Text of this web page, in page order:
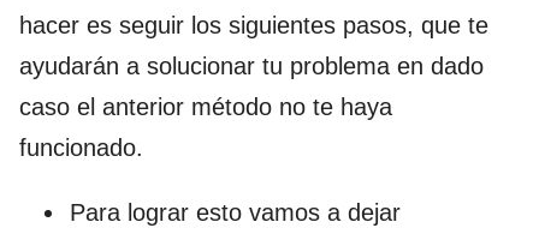
hacer es seguir los siguientes pasos, que te
ayudarán a solucionar tu problema en dado
caso el anterior método no te haya
funcionado.
Para lograr esto vamos a dejar